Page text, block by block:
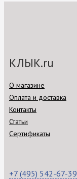
КЛЫК.ru
О магазине
Оплата и доставка
Контакты
Статьи
Сертификаты
+7 (495) 542-67-39